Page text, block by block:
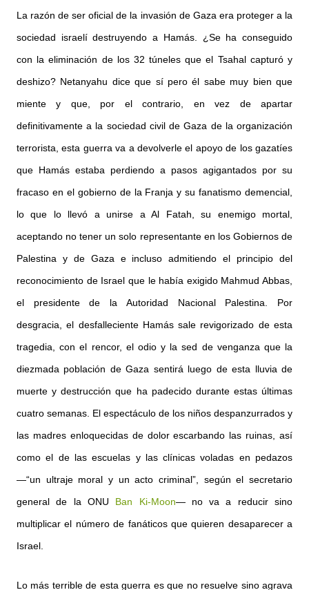
La razón de ser oficial de la invasión de Gaza era proteger a la
sociedad israelí destruyendo a Hamás. ¿Se ha conseguido
con la eliminación de los 32 túneles que el Tsahal capturó y
deshizo? Netanyahu dice que sí pero él sabe muy bien que
miente y que, por el contrario, en vez de apartar
definitivamente a la sociedad civil de Gaza de la organización
terrorista, esta guerra va a devolverle el apoyo de los gazatíes
que Hamás estaba perdiendo a pasos agigantados por su
fracaso en el gobierno de la Franja y su fanatismo demencial,
lo que lo llevó a unirse a Al Fatah, su enemigo mortal,
aceptando no tener un solo representante en los Gobiernos de
Palestina y de Gaza e incluso admitiendo el principio del
reconocimiento de Israel que le había exigido Mahmud Abbas,
el presidente de la Autoridad Nacional Palestina. Por
desgracia, el desfalleciente Hamás sale revigorizado de esta
tragedia, con el rencor, el odio y la sed de venganza que la
diezmada población de Gaza sentirá luego de esta lluvia de
muerte y destrucción que ha padecido durante estas últimas
cuatro semanas. El espectáculo de los niños despanzurrados y
las madres enloquecidas de dolor escarbando las ruinas, así
como el de las escuelas y las clínicas voladas en pedazos
—“un ultraje moral y un acto criminal”, según el secretario
general de la ONU Ban Ki-Moon— no va a reducir sino
multiplicar el número de fanáticos que quieren desaparecer a
Israel.
Lo más terrible de esta guerra es que no resuelve sino agrava